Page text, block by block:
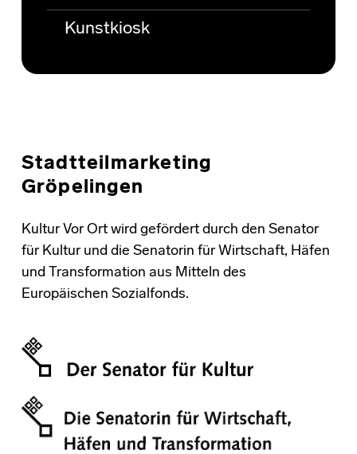
Kunstkiosk
Stadtteilmarketing
Gröpelingen
Kultur Vor Ort wird gefördert durch den Senator
für Kultur und die Senatorin für Wirtschaft, Häfen
und Transformation aus Mitteln des
Europäischen Sozialfonds.